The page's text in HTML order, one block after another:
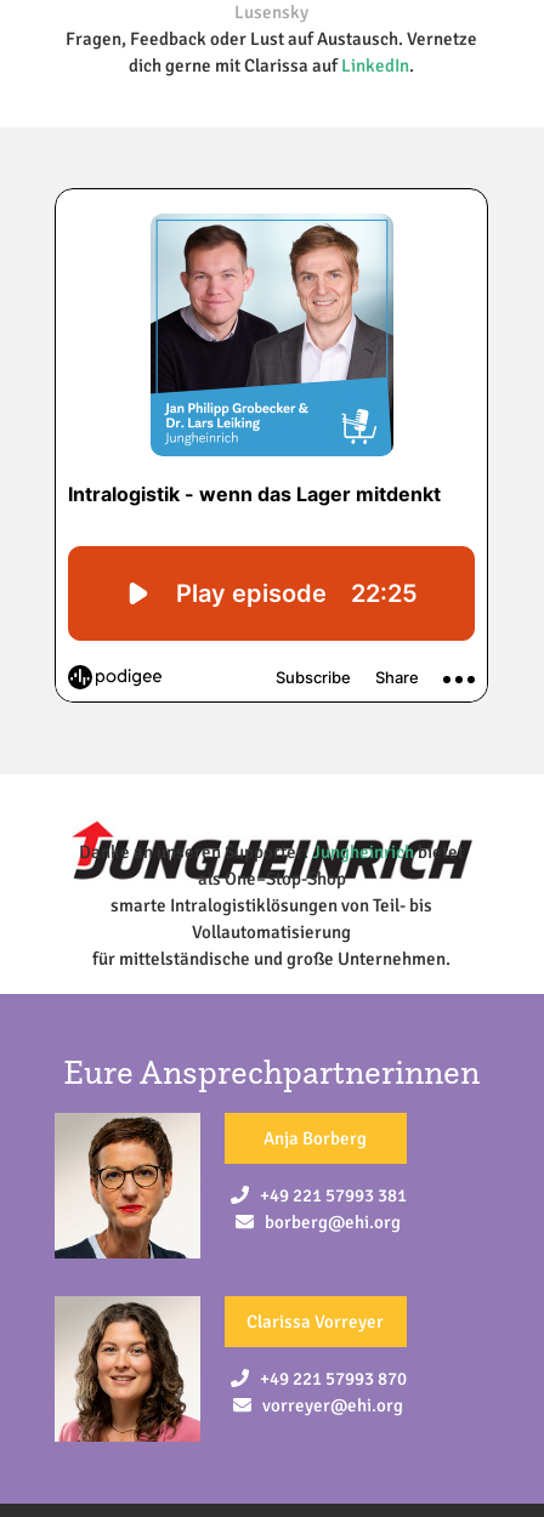
Lusensky
Fragen, Feedback oder Lust auf Austausch. Vernetze
dich gerne mit Clarissa aufLinkedIn.
Danke an unseren Supporter:Jungheinrichbietet
alsOne–Stop-Shop
smarte Intralogistiklösungen von Teil- bis
Vollautomatisierung
für mittelständische und große Unternehmen.
Eure Ansprechpartnerinnen
Anja Borberg
+49 221 57993 381
borberg@ehi.org
Clarissa Vorreyer
+49 221 57993 870
vorreyer@ehi.org